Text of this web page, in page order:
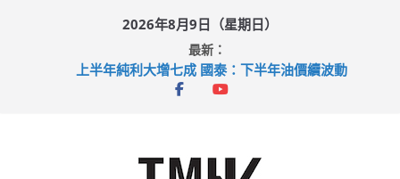
2026年8月9日（星期日）
最新：
上半年純利大增七成 國泰：下半年油價續波動
拜仁熱身賽挫維拉 啟德主場館奪錦標